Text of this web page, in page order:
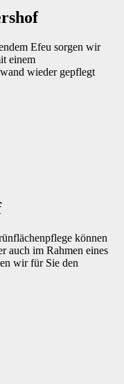
Efeu sorgen wir
einem
wieder gepflegt
können
auch im Rahmen eines
wir für Sie den